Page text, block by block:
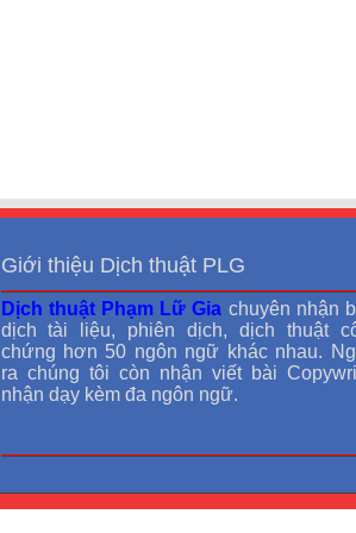
Giới thiệu Dịch thuật PLG
Dịch thuật Phạm Lữ Gia chuyên nhận
dịch tài liệu, phiên dịch, dịch thuật
chứng hơn 50 ngôn ngữ khác nhau.
ra chúng tôi còn nhận viết bài
nhận dạy kèm đa ngôn ngữ.